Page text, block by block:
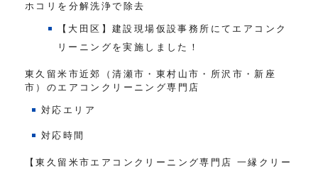
ホコリを分解洗浄で除去
【大田区】建設現場仮設事務所にてエアコンク
リーニングを実施しました！
東久留米市近郊（清瀬市・東村山市・所沢市・新座
市）のエアコンクリーニング専門店
対応エリア
対応時間
【東久留米市エアコンクリーニング専門店 一縁クリー